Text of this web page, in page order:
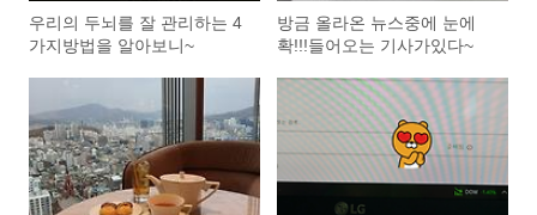
우리의 두뇌를 잘 관리하는 4
가지방법을 알아보니~
방금 올라온 뉴스중에 눈에
확!!!들어오는 기사가있다~